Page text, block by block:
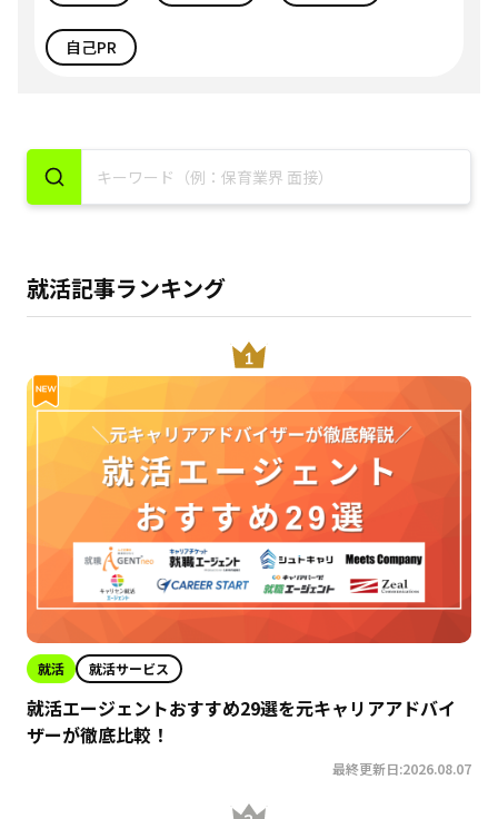
自己PR
就活記事ランキング
就活 就活サービス
就活エージェントおすすめ29選を元キャリアアドバイ
ザーが徹底比較！
最終更新日:2026.08.07